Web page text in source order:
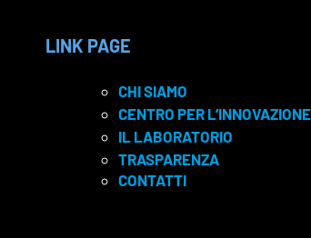
LINK PAGE
CHI SIAMO
CENTRO PER L’INNOVAZIONE
IL LABORATORIO
TRASPARENZA
CONTATTI